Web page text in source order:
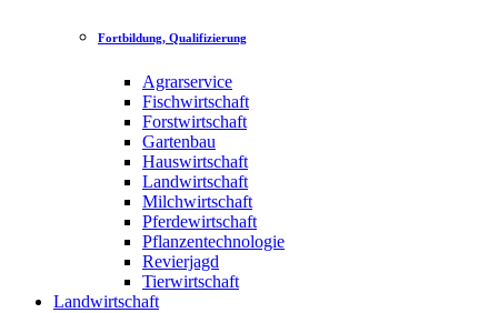
Fortbildung, Qualifizierung
Agrarservice
Fischwirtschaft
Forstwirtschaft
Gartenbau
Hauswirtschaft
Landwirtschaft
Milchwirtschaft
Pferdewirtschaft
Pflanzentechnologie
Revierjagd
Tierwirtschaft
Landwirtschaft